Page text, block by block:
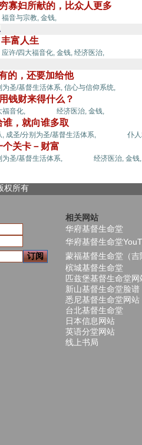
寡妇所献的，比众人更多
福音与宗教, 金钱,
富人生
应许/四大福音化, 金钱, 经济医治,
的，还要加给他
为圣/基督生活体系, 信心与信仰系统,
钱财来得什么？
福音化, 经济医治, 金钱,
，就向谁多取
, 成圣/分别为圣/基督生活体系, 仆
关卡－财富
为圣/基督生活体系, 经济医治, 金钱,
权所有
相关网站
华府基督生命堂
华府基督生命堂
蒙福基督生命堂（吉
槟城基督生命堂
匹兹堡基督生命堂网
新山基督生命堂脸谱
悉尼基督生命堂网站
台北基督生命堂
日本信息网站
英语分堂网站
线上书局